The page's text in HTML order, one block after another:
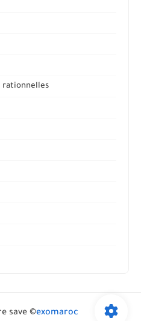
rationnelles
save ©exomaroc